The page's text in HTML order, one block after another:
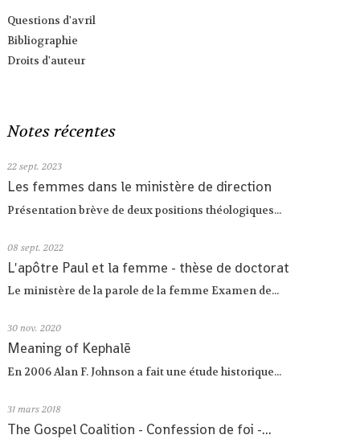
Questions d'avril
Bibliographie
Droits d'auteur
Notes récentes
22 sept. 2023
Les femmes dans le ministère de direction
Présentation brève de deux positions théologiques...
08 sept. 2022
L'apôtre Paul et la femme - thèse de doctorat
Le ministère de la parole de la femme Examen de...
30 nov. 2020
Meaning of Kephalē
En 2006 Alan F. Johnson a fait une étude historique...
31 mars 2018
The Gospel Coalition - Confession de foi -...